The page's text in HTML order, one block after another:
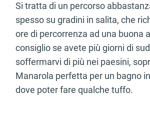
Si tratta di un percorso
spesso su gradini in salita, che
ore di percorrenza ad una buona
consiglio se avete più giorni di
soffermarvi di più nei paesini,
Manarola perfetta per un bagno
dove poter fare qualche tuffo.